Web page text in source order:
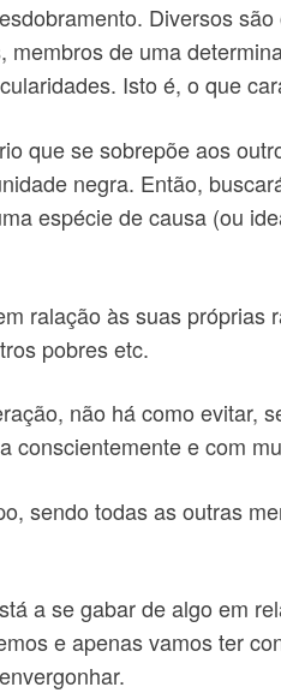
Diversos
de uma
Isto é, o que
que se sobrepõe aos
negra. Então,
espécie de causa (ou
ralação às suas
pobres etc.
não há como evitar,
conscientemente e com
sendo todas as outras
a se gabar de algo em
e apenas vamos ter